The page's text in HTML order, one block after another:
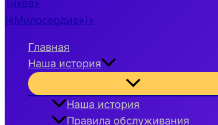
Главная
Наша история
Переключатель
меню
Наша история
Правила обслуживания